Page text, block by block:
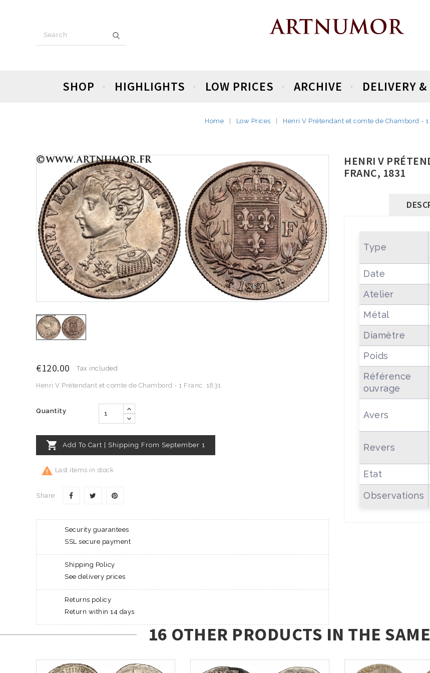
SHOP HIGHLIGHTS LOW PRICES ARCHIVE DELIVERY
Home Low Prices Henri V Prétendant et comte de Chambord - 1
€120.00 Tax included
Henri V Prétendant et comte de Chambord - 1 Franc, 1831
Quantity
 Add To Cart | Shipping From September 1
 Last items in stock
Share
Security guarantees
SSL secure payment
Shipping Policy
See delivery prices
Returns policy
Return within 14 days
HENRI V
FRANC, 1831
Type
Date
Atelier
Métal
Diamètre
Poids
Référence
ouvrage
Avers
Revers
Etat
Observations
16 OTHER PRODUCTS IN THE